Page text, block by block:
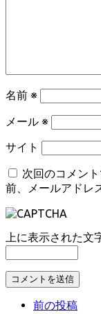
名前 ※
メール ※
サイト
次回のコメン
前、メールアドレ
上に表示された文
コ
メ
前の投稿